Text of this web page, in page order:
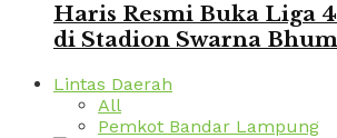
Haris Resmi Buka Liga
di Stadion Swarna
Lintas Daerah
All
Pemkot Bandar Lampung